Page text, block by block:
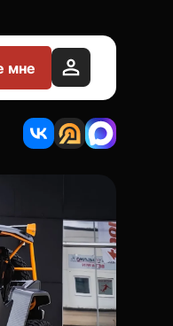
мне